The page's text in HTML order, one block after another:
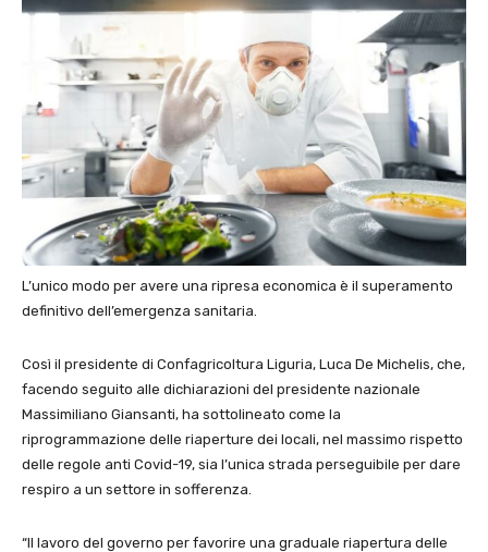
L’unico modo per avere una ripresa economica è il superamento
definitivo dell’emergenza sanitaria.
Così il presidente di Confagricoltura Liguria, Luca De Michelis, che,
facendo seguito alle dichiarazioni del presidente nazionale
Massimiliano Giansanti, ha sottolineato come la
riprogrammazione delle riaperture dei locali, nel massimo rispetto
delle regole anti Covid-19, sia l’unica strada perseguibile per dare
respiro a un settore in sofferenza.
“Il lavoro del governo per favorire una graduale riapertura delle